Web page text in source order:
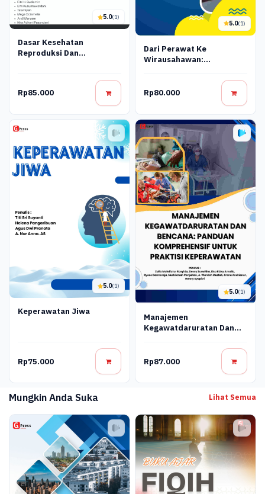
5.0(1)
Dasar Kesehatan
Reproduksi Dan
Rp85.000
5.0(1)
Dari Perawat Ke
Wirausahawan:
Nursepreneurship Di Era
Digital
Rp80.000
5.0(1)
Keperawatan Jiwa
Rp75.000
5.0(1)
Manajemen
Kegawatdaruratan Dan
Komprehensif Untuk
Praktisi Keperawatan
Rp87.000
Mungkin Anda Suka Lihat Semua